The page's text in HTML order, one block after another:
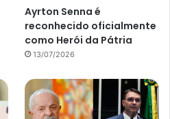
Ayrton Senna é
reconhecido oficialmente
como Herói da Pátria
13/07/2026